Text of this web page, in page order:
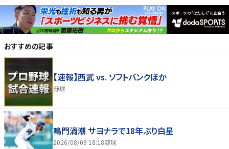
おすすめの記事
【速報】西武 vs. ソフトバンクほか
野球
鳴門渦潮 サヨナラで18年ぶり白星
2026/08/09 18:18野球